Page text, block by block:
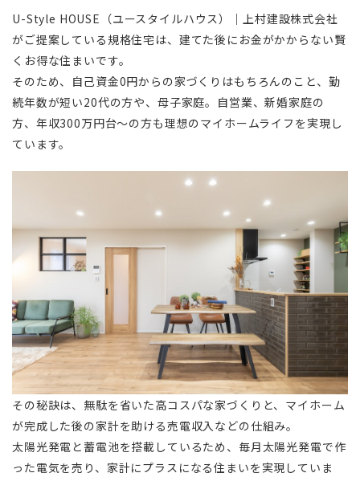
U-Style HOUSE（ユースタイルハウス）｜上村建設株式会社
がご提案している規格住宅は、建てた後にお金がかからない賢
くお得な住まいです。
そのため、自己資金0円からの家づくりはもちろんのこと、勤
続年数が短い20代の方や、母子家庭。自営業、新婚家庭の
方、年収300万円台〜の方も理想のマイホームライフを実現し
ています。
その秘訣は、無駄を省いた高コスパな家づくりと、マイホーム
が完成した後の家計を助ける売電収入などの仕組み。
太陽光発電と蓄電池を搭載しているため、毎月太陽光発電で作
った電気を売り、家計にプラスになる住まいを実現していま